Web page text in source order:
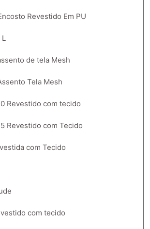
Revestido Em PU
L
de tela Mesh
Tela Mesh
Revestido com tecido
Revestido com Tecido
com Tecido
com tecido